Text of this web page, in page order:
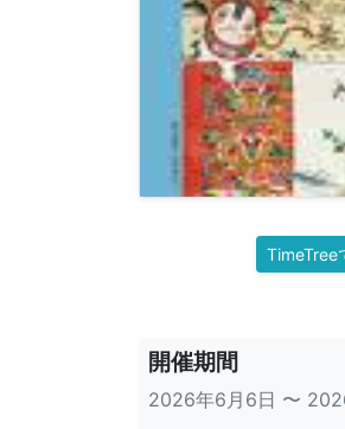
TimeTree
開催期間
2026年6月6日 〜